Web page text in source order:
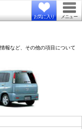
お気に入り メニュー
報など、その他の項目について